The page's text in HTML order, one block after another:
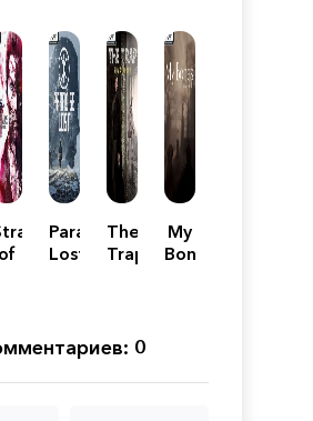
of
Paradise
Lost
The
Trap:
My
Bones:
0